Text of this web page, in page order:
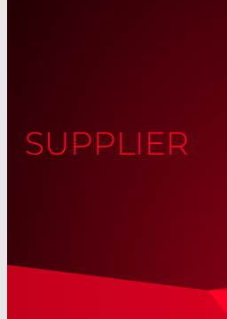
SUPPLIER